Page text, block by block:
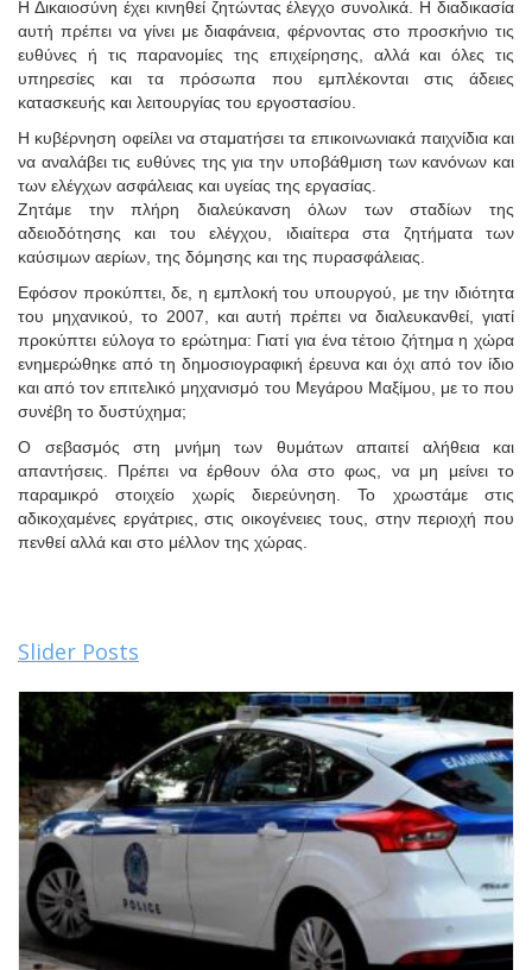
Η Δικαιοσύνη έχει κινηθεί ζητώντας έλεγχο συνολικά. Η διαδικασία
αυτή πρέπει να γίνει με διαφάνεια, φέρνοντας στο προσκήνιο τις
ευθύνες ή τις παρανομίες της επιχείρησης, αλλά και όλες τις
υπηρεσίες και τα πρόσωπα που εμπλέκονται στις άδειες
κατασκευής και λειτουργίας του εργοστασίου.
Η κυβέρνηση οφείλει να σταματήσει τα επικοινωνιακά παιχνίδια και
να αναλάβει τις ευθύνες της για την υποβάθμιση των κανόνων και
των ελέγχων ασφάλειας και υγείας της εργασίας.
Ζητάμε την πλήρη διαλεύκανση όλων των σταδίων της
αδειοδότησης και του ελέγχου, ιδιαίτερα στα ζητήματα των
καύσιμων αερίων, της δόμησης και της πυρασφάλειας.
Εφόσον προκύπτει, δε, η εμπλοκή του υπουργού, με την ιδιότητα
του μηχανικού, το 2007, και αυτή πρέπει να διαλευκανθεί, γιατί
προκύπτει εύλογα το ερώτημα: Γιατί για ένα τέτοιο ζήτημα η χώρα
ενημερώθηκε από τη δημοσιογραφική έρευνα και όχι από τον ίδιο
και από τον επιτελικό μηχανισμό του Μεγάρου Μαξίμου, με το που
συνέβη το δυστύχημα;
Ο σεβασμός στη μνήμη των θυμάτων απαιτεί αλήθεια και
απαντήσεις. Πρέπει να έρθουν όλα στο φως, να μη μείνει το
παραμικρό στοιχείο χωρίς διερεύνηση. Το χρωστάμε στις
αδικοχαμένες εργάτριες, στις οικογένειες τους, στην περιοχή που
πενθεί αλλά και στο μέλλον της χώρας.
Slider Posts